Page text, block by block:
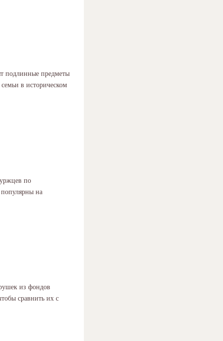
подлинные предметы
в историческом
по
на
из фондов
сравнить их с